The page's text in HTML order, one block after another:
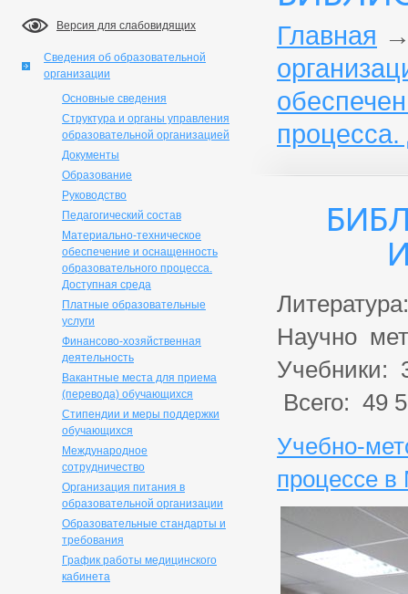
Версия для слабовидящих
Сведения об образовательной
организации
Основные сведения
Структура и органы управления
образовательной организацией
Документы
Образование
Руководство
Педагогический состав
Материально-техническое
обеспечение и оснащенность
образовательного процесса.
Доступная среда
Платные образовательные
услуги
Финансово-хозяйственная
деятельность
Вакантные места для приема
(перевода) обучающихся
Стипендии и меры поддержки
обучающихся
Международное
сотрудничество
Организация питания в
образовательной организации
Образовательные стандарты и
требования
График работы медицинского
кабинета
Главная
Научно
Учебники:
Всего: 49
Учебно-
процессе